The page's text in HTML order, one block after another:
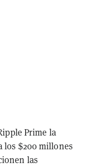
Prime la
los $200 millones
las